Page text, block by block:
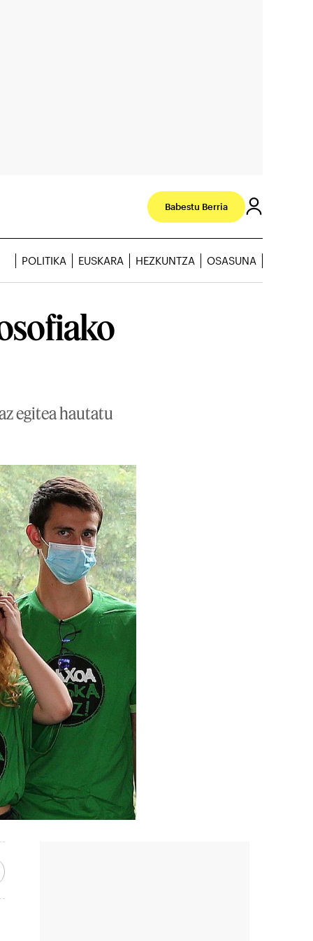
Babestu Berria
POLITIKA EUSKARA HEZKUNTZA OSASUNA
egitea hautatu